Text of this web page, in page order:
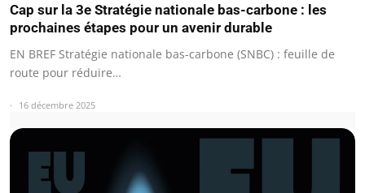
Cap sur la 3e Stratégie nationale bas-carbone : les
prochaines étapes pour un avenir durable
EN BREF Stratégie nationale bas-carbone (SNBC) : feuille de
route pour réduire…
16 décembre 2025